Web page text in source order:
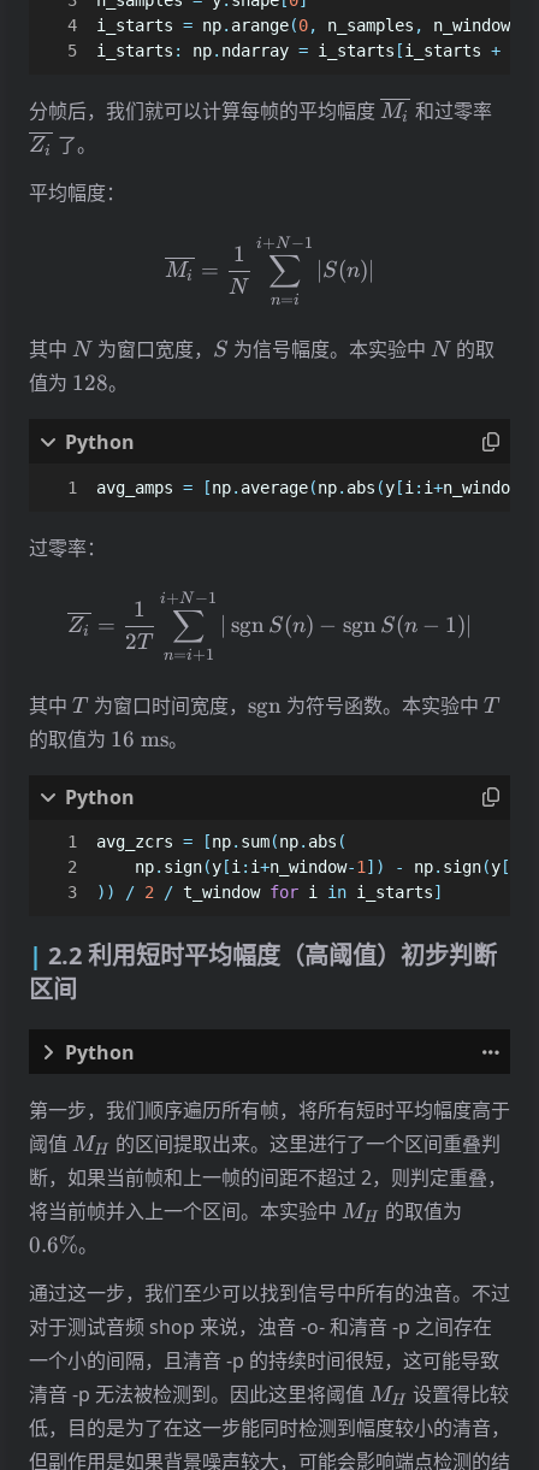
i_starts = np. arange(0, n_samples , n_window
i_starts : np. ndarray = i_starts [i_starts +
分帧后，我们就可以计算每帧的平均幅度 \overline{M_i}
Mi 和过零率
Zi
了。
平均幅度：
\overline{M_i} =
Mi =
N
1
n=i
∑
i+N−1
S(n)
其中 N
N 为窗口宽度， S
S 为信号幅度。本实验中N
N 的取
值为 128
128。
avg_amps = [np. average(np. abs (y [i : i+n_window
过零率：
Zi =
2T
1
n=i+1
∑
i+N−1
sgn S(n) − sgn S(n − 1)
其中 T
T 为窗口时间宽度， \operatorname{sgn}
sgn为符号函数。本实验中 T
T
的取值为 16\
16 ms。
avg_zcrs = [np. sum(np. abs (
np. sign(y [i : i+n_window-1 ]) - np. sign(y [
))
/ 2 / t_window for i in i_starts]
2.2 利用短时平均幅度（高阈值）初步判断
区间
# Step 1: Find the ranges by judging whether
# higher than threshold `amp_th[1]`.
for
k, avg_amp in enumerate(avg_amps):
ranges_1[-1][1] = k
else:
ranges_1 . append([k k])
第一步，我们顺序遍历所有帧，将所有短时平均幅度高于
阈值 M_H
MH
的区间提取出来。这里进行了一个区间重叠判
断，如果当前帧和上一帧的间距不超过 2，则判定重叠，
将当前帧并入上一个区间。本实验中 M_H
MH 的取值为
0.6%。
通过这一步，我们至少可以找到信号中所有的浊音。不过
对于测试音频 shop 来说，浊音 -o- 和清音 -p 之间存在
一个小的间隔，且清音 -p 的持续时间很短，这可能导致
清音 -p 无法被检测到。因此这里将阈值 M_H
MH 设置得比较
低，目的是为了在这一步能同时检测到幅度较小的清音，
但副作用是如果背景噪声较大，可能会影响端点检测的结